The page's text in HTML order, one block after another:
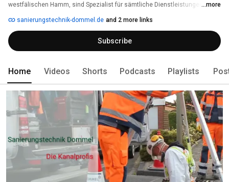
westfälischen Hamm, sind Spezialist für sämtliche Dienstleistungen rund
Partner von Kommunen, Verantwortlichen der Industrie und Ingenieuren
bietet wir neben Zustandserfassungen auch diverse grabenlose
Sanierungsverfahren sowie alle erforderlichen Tiefbauarbeiten aus einer
Hand an.
...more
sanierungstechnik-dommel.de and 2 more links
Subscribe
Home Videos Shorts Podcasts Playlists